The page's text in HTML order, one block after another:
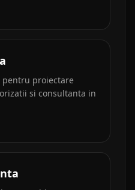
pentru proiectare
si consultanta in